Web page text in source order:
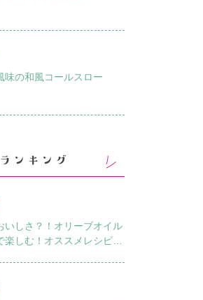
味の和風コールスロー
いしさ？！オリーブオイル
楽しむ！オススメレシピ18